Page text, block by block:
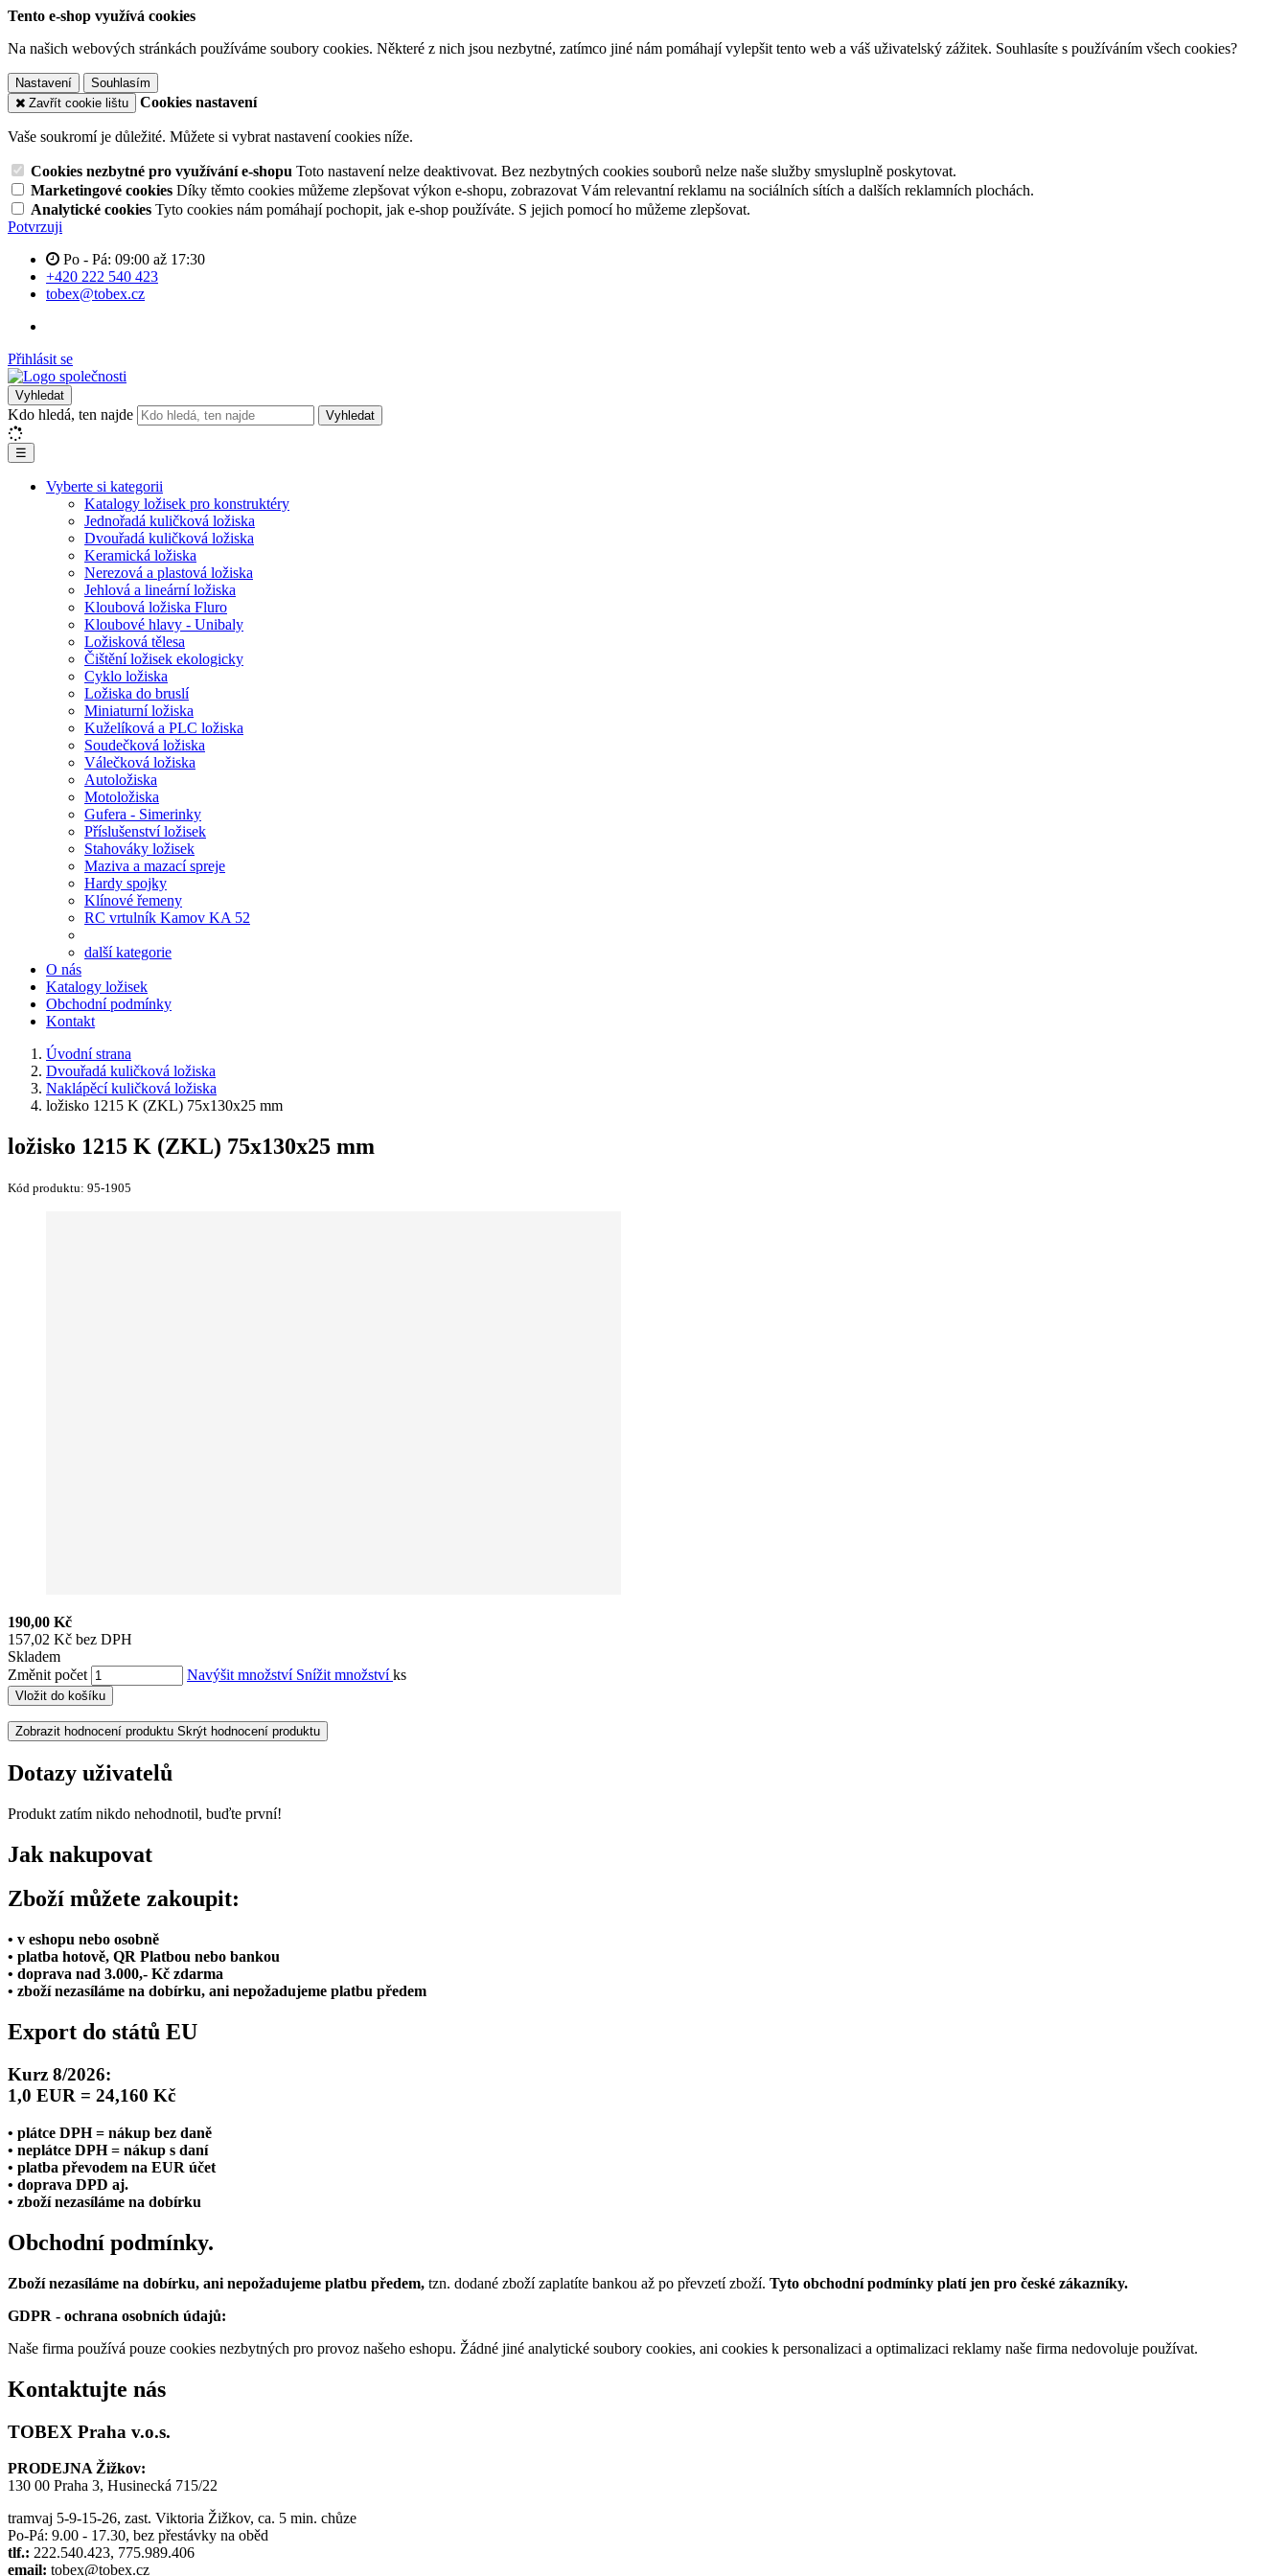
Tento e-shop využívá cookies
Na našich webových stránkách používáme soubory cookies. Některé z nich jsou nezbytné, zatímco jiné nám pomáhají vylepšit tento web a váš uživatelský zážitek. Souhlasíte s používáním všech cookies?
Nastavení
Souhlasím
Zavřít cookie lištu
Cookies nastavení
Vaše soukromí je důležité. Můžete si vybrat nastavení cookies níže.
Cookies nezbytné pro využívání e-shopu Toto nastavení nelze deaktivovat. Bez nezbytných cookies souborů nelze naše služby smysluplně poskytovat.
Marketingové cookies Díky těmto cookies můžeme zlepšovat výkon e-shopu, zobrazovat Vám relevantní reklamu na sociálních sítích a dalších reklamních plochách.
Analytické cookies Tyto cookies nám pomáhají pochopit, jak e-shop používáte. S jejich pomocí ho můžeme zlepšovat.
Potvrzuji
Po - Pá: 09:00 až 17:30
+420 222 540 423
tobex@tobex.cz
Přihlásit se
Vyhledat
Kdo hledá, ten najde Vyhledat
☰
Vyberte si kategorii
Katalogy ložisek pro konstruktéry
Jednořadá kuličková ložiska
Dvouřadá kuličková ložiska
Keramická ložiska
Nerezová a plastová ložiska
Jehlová a lineární ložiska
Kloubová ložiska Fluro
Kloubové hlavy - Unibaly
Ložisková tělesa
Čištění ložisek ekologicky
Cyklo ložiska
Ložiska do bruslí
Miniaturní ložiska
Kuželíková a PLC ložiska
Soudečková ložiska
Válečková ložiska
Autoložiska
Motoložiska
Gufera - Simerinky
Příslušenství ložisek
Stahováky ložisek
Maziva a mazací spreje
Hardy spojky
Klínové řemeny
RC vrtulník Kamov KA 52
další kategorie
O nás
Katalogy ložisek
Obchodní podmínky
Kontakt
Úvodní strana
Dvouřadá kuličková ložiska
Naklápěcí kuličková ložiska
ložisko 1215 K (ZKL) 75x130x25 mm
ložisko 1215 K (ZKL) 75x130x25 mm
Kód produktu: 95-1905
190,00 Kč
157,02 Kč bez DPH
Skladem
Změnit počet
Navýšit množství Snížit množstvíks
Vložit do košíku
Zobrazit hodnocení produktu Skrýt hodnocení produktu
Dotazy uživatelů
Produkt zatím nikdo nehodnotil, buďte první!
Jak nakupovat
Zboží můžete zakoupit:
• v eshopu nebo osobně
• platba hotově, QR Platbou nebo bankou
• doprava nad 3.000,- Kč zdarma
• zboží nezasíláme na dobírku, ani nepožadujeme platbu předem
Export do států EU
Kurz 8/2026:
1,0 EUR = 24,160 Kč
• plátce DPH = nákup bez daně
• neplátce DPH = nákup s daní
• platba převodem na EUR účet
• doprava DPD aj.
• zboží nezasíláme na dobírku
Obchodní podmínky.
Zboží nezasíláme na dobírku, ani nepožadujeme platbu předem, tzn. dodané zboží zaplatíte bankou až po převzetí zboží. Tyto obchodní podmínky platí jen pro české zákazníky.
GDPR - ochrana osobních údajů:
Naše firma používá pouze cookies nezbytných pro provoz našeho eshopu. Žádné jiné analytické soubory cookies, ani cookies k personalizaci a optimalizaci reklamy naše firma nedovoluje používat.
Kontaktujte nás
TOBEX Praha v.o.s.
PRODEJNA Žižkov:
130 00 Praha 3, Husinecká 715/22
tramvaj 5-9-15-26, zast. Viktoria Žižkov, ca. 5 min. chůze
Po-Pá: 9.00 - 17.30, bez přestávky na oběd
tlf.: 222.540.423, 775.989.406
email: tobex@tobex.cz